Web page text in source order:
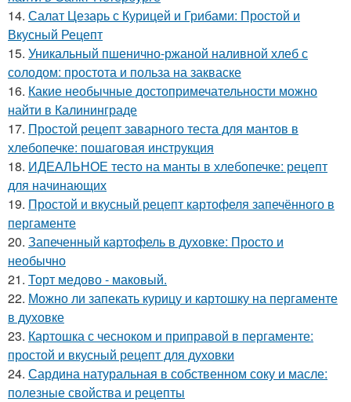
14. Салат Цезарь с Курицей и Грибами: Простой и
Вкусный Рецепт
15. Уникальный пшенично-ржаной наливной хлеб с
солодом: простота и польза на закваске
16. Какие необычные достопримечательности можно
найти в Калининграде
17. Простой рецепт заварного теста для мантов в
хлебопечке: пошаговая инструкция
18. ИДЕАЛЬНОЕ тесто на манты в хлебопечке: рецепт
для начинающих
19. Простой и вкусный рецепт картофеля запечённого в
пергаменте
20. Запеченный картофель в духовке: Просто и
необычно
21. Торт медово - маковый.
22. Можно ли запекать курицу и картошку на пергаменте
в духовке
23. Картошка с чесноком и приправой в пергаменте:
простой и вкусный рецепт для духовки
24. Сардина натуральная в собственном соку и масле:
полезные свойства и рецепты